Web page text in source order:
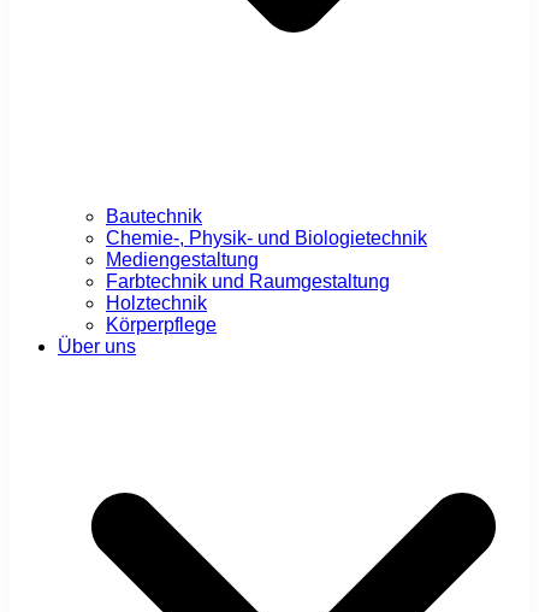
Bautechnik
Chemie-, Physik- und Biologietechnik
Mediengestaltung
Farbtechnik und Raumgestaltung
Holztechnik
Körperpflege
Über uns